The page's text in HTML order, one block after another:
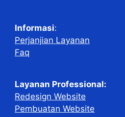
Informasi:
Perjanjian Layanan
Faq
Layanan Professional:
Redesign Website
Pembuatan Website